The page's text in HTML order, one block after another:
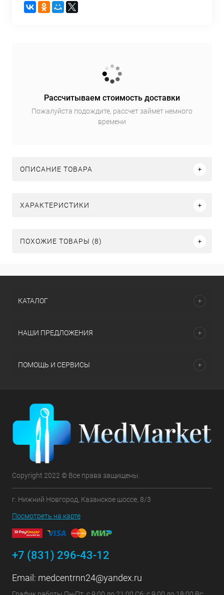
Рассчитываем стоимость доставки
Пожалуйста подождите, рассчет займет немного
времени
ОПИСАНИЕ ТОВАРА
ХАРАКТЕРИСТИКИ
ПОХОЖИЕ ТОВАРЫ (8)
КАТАЛОГ
НАШИ ПРЕДЛОЖЕНИЯ
ПОМОЩЬ И СЕРВИСЫ
Copyright 2022 © Все права защищены.
г. Нижний Новгород, Казанское шоссе, 8/3
Посмотреть на карте
+7 (831) 296-43-12
Email: medcentrnn24@yandex.ru